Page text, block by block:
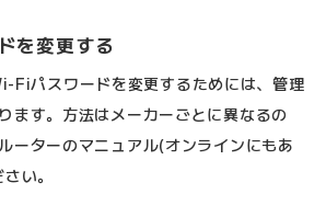
を変更する
Fiパスワードを変更するためには、管理
ます。方法はメーカーごとに異なるの
ーターのマニュアル(オンラインにもあ
い。